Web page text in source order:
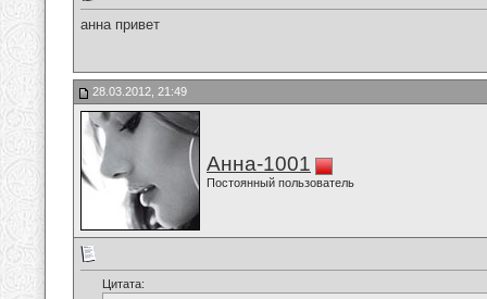
анна привет
28.03.2012, 21:49
Анна-1001
Постоянный пользователь
Цитата: